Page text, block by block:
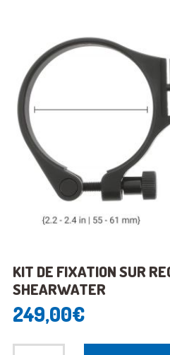
KIT DE FIXATION SUR
SHEARWATER
249,00€
Quantité